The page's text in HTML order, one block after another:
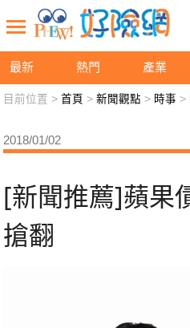
最新 熱門 產業
[
新聞觀點 業務交流
退休先準備 好險學堂
目前位置 >首頁 >新聞觀點 > 時事 >
2018/01/02
[新聞推薦]蘋果
搶翻